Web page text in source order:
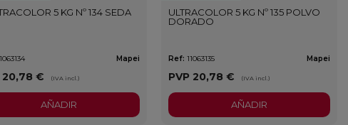
5 KG Nº 134 SEDA
Mapei
20,78 € (IVA incl.)
AÑADIR
ULTRACOLOR 5 KG Nº 135 POLVO
DORADO
Ref: 11063135 Mapei
PVP 20,78 € (IVA incl.)
AÑADIR